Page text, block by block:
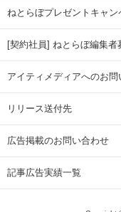
ねとらぼプレゼントキャン
[契約社員] ねとらぼ編集者
アイティメディアへのお問
リリース送付先
広告掲載のお問い合わせ
記事広告実績一覧